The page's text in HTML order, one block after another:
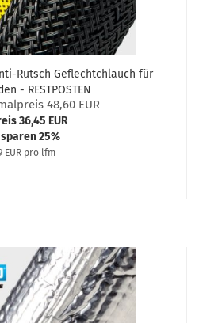
Rutsch Geflechtchlauch für
- RESTPOSTEN
48,60 EUR
36,45 EUR
25%
EUR pro lfm